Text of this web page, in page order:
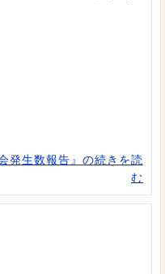
発生数報告』の続きを読
む